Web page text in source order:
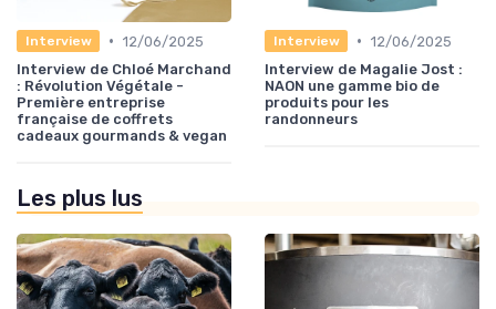
Interview • 12/06/2025
Interview de Chloé Marchand
: Révolution Végétale -
Première entreprise
française de coffrets
cadeaux gourmands & vegan
Interview • 12/06/2025
Interview de Magalie Jost :
NAON une gamme bio de
produits pour les
randonneurs
Les plus lus